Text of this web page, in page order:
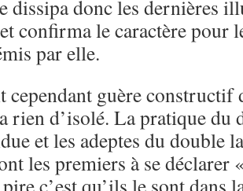
dissipa donc les dernières
confirma le caractère pour
par elle.
cependant guère constructif
rien d’isolé. La pratique du
et les adeptes du double
les premiers à se déclarer
c’est qu’ils le sont dans